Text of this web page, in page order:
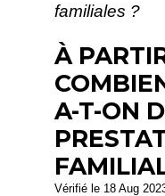
familiales ?
À
A-T-ON
Vérifié le 18 Aug